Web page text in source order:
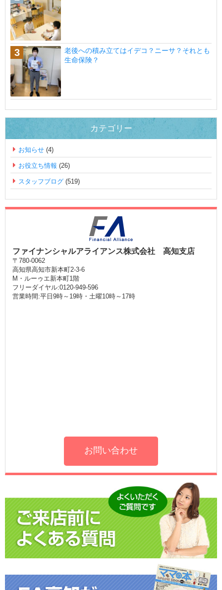
老後への積み立てはイデコ？ニーサ？それとも
生命保険？
カテゴリー
お知らせ (4)
お役立ち情報 (26)
スタッフブログ (519)
ファイナンシャルアライアンス株式会社 高知支店
〒780-0062
高知県高知市新本町2-3-6
M・ルーゥエ新本町1階
フリーダイヤル:0120-949-596
営業時間:平日9時～19時・土曜10時～17時
お問い合わせ